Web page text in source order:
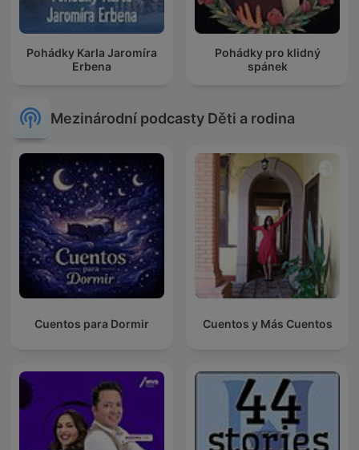
Pohádky Karla Jaromíra
Erbena
Pohádky pro klidný
spánek
Mezinárodní podcasty Děti a rodina
Cuentos para Dormir Cuentos y Más Cuentos